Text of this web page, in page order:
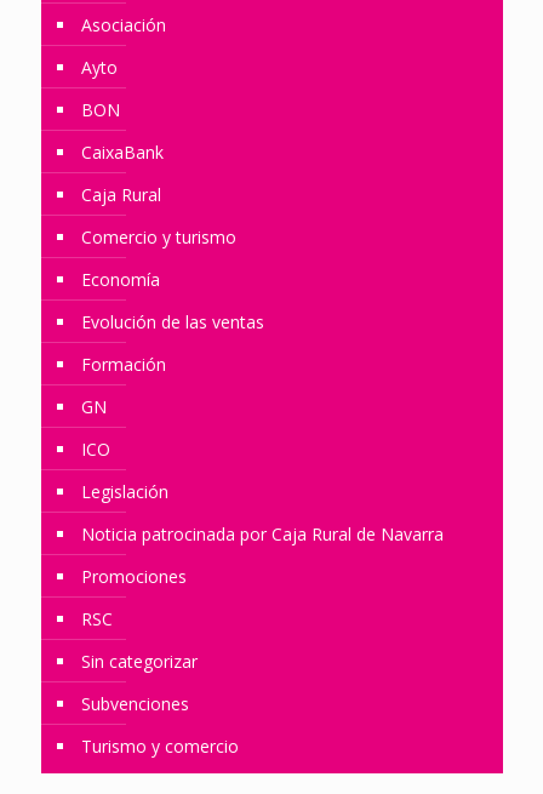
Asociación
Ayto
BON
CaixaBank
Caja Rural
Comercio y turismo
Economía
Evolución de las ventas
Formación
GN
ICO
Legislación
Noticia patrocinada por Caja Rural de Navarra
Promociones
RSC
Sin categorizar
Subvenciones
Turismo y comercio